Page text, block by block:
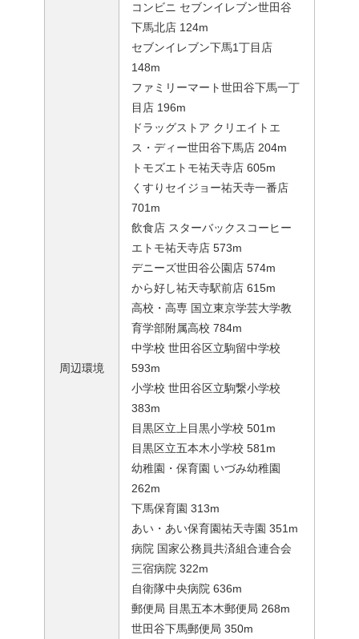
周辺環境
コンビニ セブンイレブン世田谷
下馬北店 124m
セブンイレブン下馬1丁目店
148m
ファミリーマート世田谷下馬一丁
目店 196m
ドラッグストア クリエイトエ
ス・ディー世田谷下馬店 204m
トモズエトモ祐天寺店 605m
くすりセイジョー祐天寺一番店
701m
飲食店 スターバックスコーヒー
エトモ祐天寺店 573m
デニーズ世田谷公園店 574m
から好し祐天寺駅前店 615m
高校・高専 国立東京学芸大学教
育学部附属高校 784m
中学校 世田谷区立駒留中学校
593m
小学校 世田谷区立駒繋小学校
383m
目黒区立上目黒小学校 501m
目黒区立五本木小学校 581m
幼稚園・保育園 いづみ幼稚園
262m
下馬保育園 313m
あい・あい保育園祐天寺園 351m
病院 国家公務員共済組合連合会
三宿病院 322m
自衛隊中央病院 636m
郵便局 目黒五本木郵便局 268m
世田谷下馬郵便局 350m